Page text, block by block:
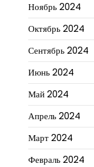
Ноябрь 2024
Октябрь 2024
Сентябрь 2024
Июнь 2024
Май 2024
Апрель 2024
Март 2024
Февраль 2024